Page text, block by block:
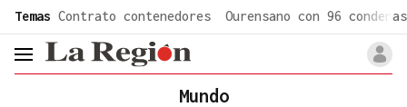
Temas Contrato contenedores Ourensano con 96 condenas
header.menu.open
Mundo